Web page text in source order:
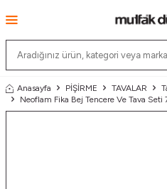
Anasayfa PİŞİRME TAVALAR
Neoflam Fika Bej Tencere Ve Tava Seti